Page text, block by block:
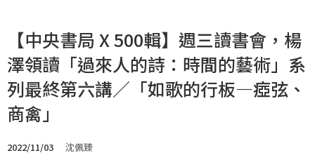
【中央書局 X 500輯】週三讀書會，楊
澤領讀「過來人的詩：時間的藝術」系
列最終第六講／「如歌的行板—瘂弦、
商禽」
2022/11/03 沈佩臻